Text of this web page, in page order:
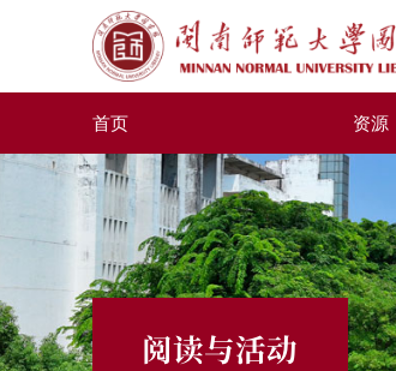
首页 资源
阅读与活动